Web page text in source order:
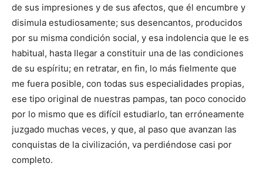
de sus impresiones y de sus afectos, que él encumbre y
disimula estudiosamente; sus desencantos, producidos
por su misma condición social, y esa indolencia que le es
habitual, hasta llegar a constituir una de las condiciones
de su espíritu; en retratar, en fin, lo más fielmente que
me fuera posible, con todas sus especialidades propias,
ese tipo original de nuestras pampas, tan poco conocido
por lo mismo que es difícil estudiarlo, tan erróneamente
juzgado muchas veces, y que, al paso que avanzan las
conquistas de la civilización, va perdiéndose casi por
completo.